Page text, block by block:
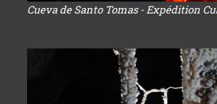
Cueva de Santo Tomas - Expédition